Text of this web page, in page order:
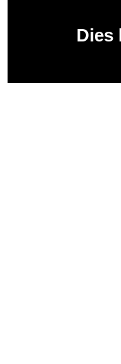
Dies